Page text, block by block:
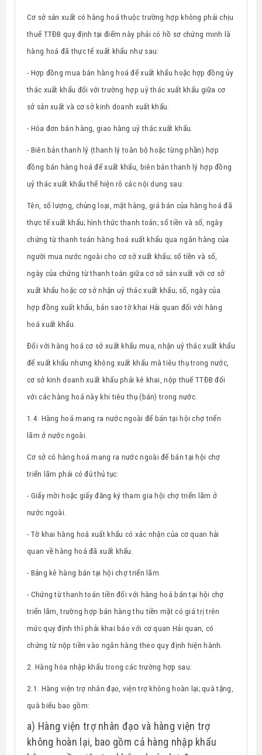
Cơ sở sản xuất có hàng hoá thuộc trường hợp không phải chịu
thuế TTĐB quy định tại điểm này phải có hồ sơ chứng minh là
hàng hoá đã thực tế xuất khẩu như sau:
- Hợp đồng mua bán hàng hoá để xuất khẩu hoặc hợp đồng ủy
thác xuất khẩu đối với trường hợp uỷ thác xuất khẩu giữa cơ
sở sản xuất và cơ sở kinh doanh xuất khẩu.
- Hóa đơn bán hàng, giao hàng uỷ thác xuất khẩu.
- Biên bản thanh lý (thanh lý toàn bộ hoặc từng phần) hợp
đồng bán hàng hoá để xuất khẩu, biên bản thanh lý hợp đồng
uỷ thác xuất khẩu thể hiện rõ các nội dung sau:
Tên, số lượng, chủng loại, mặt hàng, giá bán của hàng hoá đã
thực tế xuất khẩu; hình thức thanh toán; số tiền và số, ngày
chứng từ thanh toán hàng hoá xuất khẩu qua ngân hàng của
người mua nước ngoài cho cơ sở xuất khẩu; số tiền và số,
ngày của chứng từ thanh toán giữa cơ sở sản xuất với cơ sở
xuất khẩu hoặc cơ sở nhận uỷ thác xuất khẩu; số, ngày của
hợp đồng xuất khẩu, bản sao tờ khai Hải quan đối với hàng
hoá xuất khẩu.
Đối với hàng hoá cơ sở xuất khẩu mua, nhận uỷ thác xuất khẩu
để xuất khẩu nhưng không xuất khẩu mà tiêu thụ trong nước,
cơ sở kinh doanh xuất khẩu phải kê khai, nộp thuế TTĐB đối
với các hàng hoá này khi tiêu thụ (bán) trong nước.
1.4. Hàng hoá mang ra nước ngoài để bán tại hội chợ triển
lãm ở nước ngoài.
Cơ sở có hàng hoá mang ra nước ngoài để bán tại hội chợ
triển lãm phải có đủ thủ tục:
- Giấy mời hoặc giấy đăng ký tham gia hội chợ triển lãm ở
nước ngoài.
- Tờ khai hàng hoá xuất khẩu có xác nhận của cơ quan hải
quan về hàng hoá đã xuất khẩu.
- Bảng kê hàng bán tại hội chợ triển lãm.
- Chứng từ thanh toán tiền đối với hàng hoá bán tại hội chợ
triển lãm, trường hợp bán hàng thu tiền mặt có giá trị trên
mức quy định thì phải khai báo với cơ quan Hải quan, có
chứng từ nộp tiền vào ngân hàng theo quy định hiện hành.
2. Hàng hóa nhập khẩu trong các trường hợp sau:
2.1. Hàng viện trợ nhân đạo, viện trợ không hoàn lại; quà tặng,
quà biếu bao gồm:
a) Hàng viện trợ nhân đạo và hàng viện trợ
không hoàn lại, bao gồm cả hàng nhập khẩu